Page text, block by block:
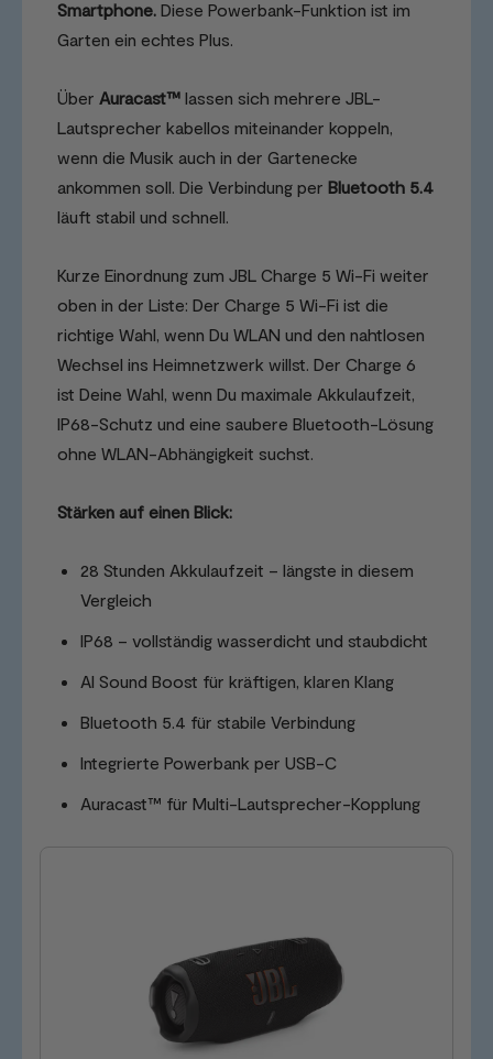
Smartphone. Diese Powerbank-Funktion ist im
Garten ein echtes Plus.
Über Auracast™ lassen sich mehrere JBL-
Lautsprecher kabellos miteinander koppeln,
wenn die Musik auch in der Gartenecke
ankommen soll. Die Verbindung per Bluetooth 5.4
läuft stabil und schnell.
Kurze Einordnung zum JBL Charge 5 Wi-Fi weiter
oben in der Liste: Der Charge 5 Wi-Fi ist die
richtige Wahl, wenn Du WLAN und den nahtlosen
Wechsel ins Heimnetzwerk willst. Der Charge 6
ist Deine Wahl, wenn Du maximale Akkulaufzeit,
IP68-Schutz und eine saubere Bluetooth-Lösung
ohne WLAN-Abhängigkeit suchst.
Stärken auf einen Blick:
28 Stunden Akkulaufzeit – längste in diesem
Vergleich
IP68 – vollständig wasserdicht und staubdicht
AI Sound Boost für kräftigen, klaren Klang
Bluetooth 5.4 für stabile Verbindung
Integrierte Powerbank per USB-C
Auracast™ für Multi-Lautsprecher-Kopplung